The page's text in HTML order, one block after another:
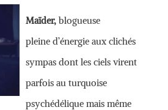
Maïder,blogueuse
pleine d’énergie aux clichés
sympas dont les ciels virent
parfois au turquoise
psychédélique mais même